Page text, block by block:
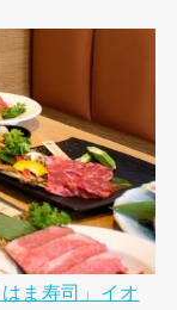
ま寿司」イオ